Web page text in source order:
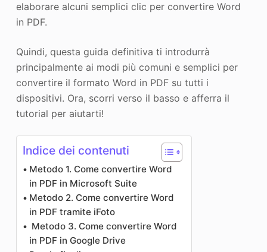
elaborare alcuni semplici clic per convertire Word
in PDF.
Quindi, questa guida definitiva ti introdurrà
principalmente ai modi più comuni e semplici per
convertire il formato Word in PDF su tutti i
dispositivi. Ora, scorri verso il basso e afferra il
tutorial per aiutarti!
Indice dei contenuti
Metodo 1. Come convertire Word
in PDF in Microsoft Suite
Metodo 2. Come convertire Word
in PDF tramite iFoto
Metodo 3. Come convertire Word
in PDF in Google Drive